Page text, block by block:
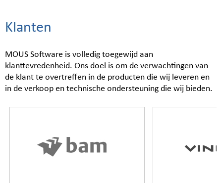
Klanten
MOUS Software is volledig toegewijd aan
klanttevredenheid. Ons doel is om de verwachtingen van
de klant te overtreffen in de producten die wij leveren en
in de verkoop en technische ondersteuning die wij bieden.